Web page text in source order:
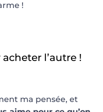
!
l’autre !
ma pensée, et